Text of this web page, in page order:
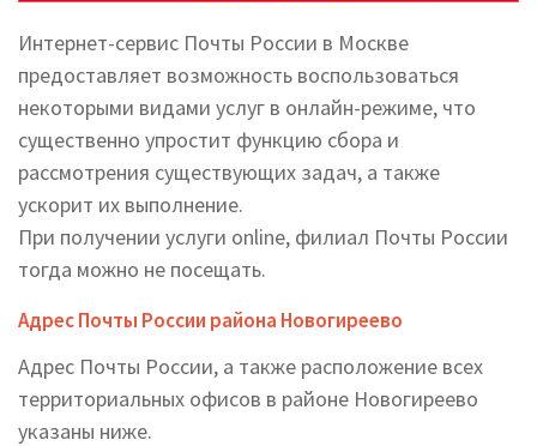
Интернет-сервис Почты России в Москве
предоставляет возможность воспользоваться
некоторыми видами услуг в онлайн-режиме, что
существенно упростит функцию сбора и
рассмотрения существующих задач, а также
ускорит их выполнение.
При получении услуги online, филиал Почты России
тогда можно не посещать.
Адрес Почты России района Новогиреево
Адрес Почты России, а также расположение всех
территориальных офисов в районе Новогиреево
указаны ниже.